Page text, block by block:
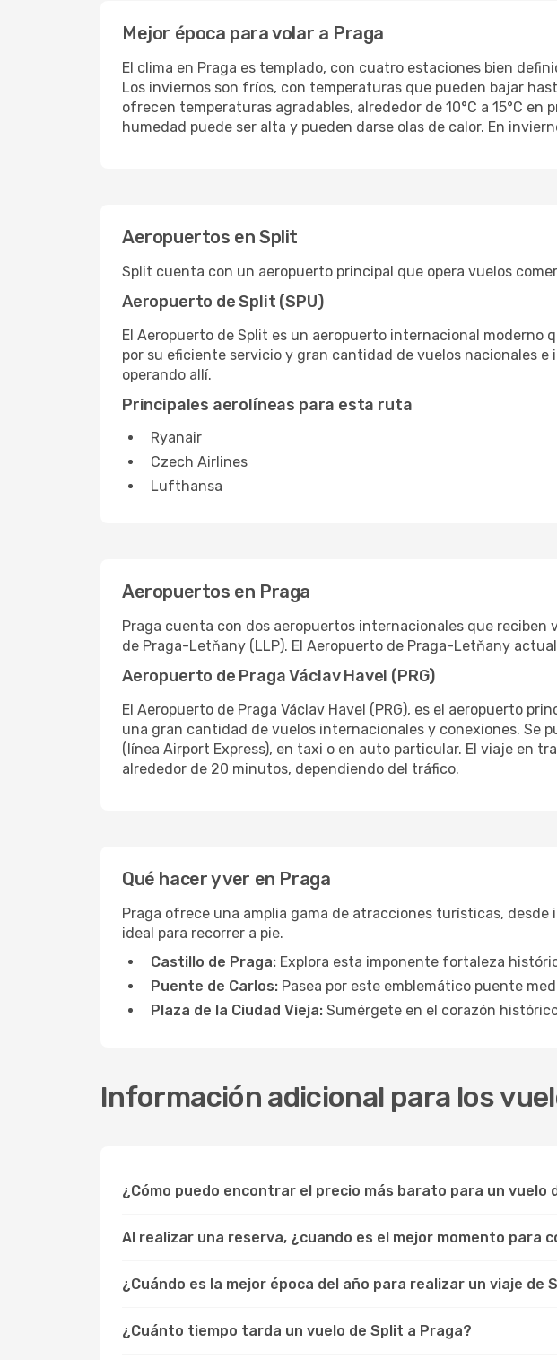
Mejor época para volar a Praga
El clima en Praga es templado, con cuatro estaciones bien
Los inviernos son fríos, con temperaturas que pueden bajar
ofrecen temperaturas agradables, alrededor de 10°C a 15°C en
humedad puede ser alta y pueden darse olas de calor. En
Aeropuertos en Split
Split cuenta con un aeropuerto principal que opera vuelos
Aeropuerto de Split (SPU)
El Aeropuerto de Split es un aeropuerto internacional moderno
por su eficiente servicio y gran cantidad de vuelos nacionales
operando allí.
Principales aerolíneas para esta ruta
Ryanair
Czech Airlines
Lufthansa
Aeropuertos en Praga
Praga cuenta con dos aeropuertos internacionales que reciben
de Praga-Letňany (LLP). El Aeropuerto de Praga-Letňany
Aeropuerto de Praga Václav Havel (PRG)
El Aeropuerto de Praga Václav Havel (PRG), es el aeropuerto
una gran cantidad de vuelos internacionales y conexiones. Se
(línea Airport Express), en taxi o en auto particular. El viaje en
alrededor de 20 minutos, dependiendo del tráfico.
Qué hacer y ver en Praga
Praga ofrece una amplia gama de atracciones turísticas,
ideal para recorrer a pie.
Castillo de Praga: Explora esta imponente fortaleza
Puente de Carlos: Pasea por este emblemático puente
Plaza de la Ciudad Vieja: Sumérgete en el corazón
Información adicional para los
¿Cómo puedo encontrar el precio más barato para un vuelo
Al realizar una reserva, ¿cuando es el mejor momento para
¿Cuándo es la mejor época del año para realizar un viaje de
¿Cuánto tiempo tarda un vuelo de Split a Praga?